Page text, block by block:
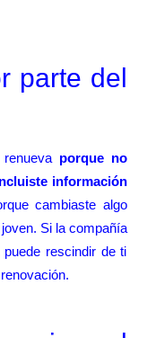
parte del
porque no
información
cambiaste algo
Si la compañía
rescindir de ti